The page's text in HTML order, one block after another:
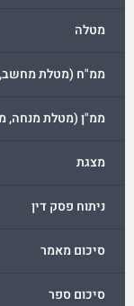
מטלה
ממ"ח (מטלת
ממ"ן (מטלת מנחה,
מצגת
ניתוח פסק דין
סיכום מאמר
סיכום ספר